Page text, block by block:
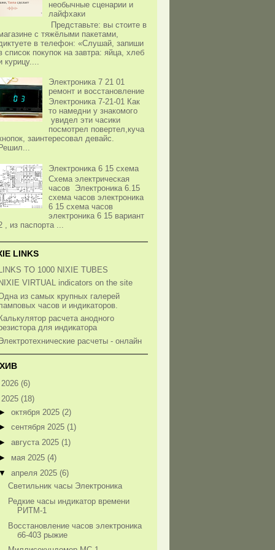
необычные сценарии и
лайфхаки
Представьте: вы стоите в
с тяжёлыми пакетами,
в телефон: «Слушай, запиши
список покупок на завтра: яйца, хлеб
курицу....
Электроника 7 21 01
ремонт и восстановление
Электроника 7-21-01 Как
то намедни у знакомого
увидел эти часики
посмотрел повертел,куча
заинтересовал девайс.
Электроника 6 15 схема
Схема электрическая
часов Электроника 6.15
схема часов электроника
6 15 схема часов
электроника 6 15 вариант
, из паспорта ...
LINKS
TO 1000 NIXIE TUBES
VIRTUAL indicators on the site
из самых крупных галерей
часов и индикаторов.
расчета анодного
для индикатора
расчеты - онлайн
2026 (6)
2025 (18)
октября 2025 (2)
сентября 2025 (1)
августа 2025 (1)
мая 2025 (4)
апреля 2025 (6)
Светильник часы Электроника
Редкие часы индикатор времени
РИТМ-1
Восстановление часов электроника
б6-403 рыжие